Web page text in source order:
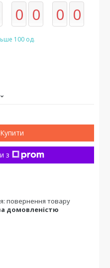
0 0 0 0
100 од.
Купити
з
повернення товару
домовленістю